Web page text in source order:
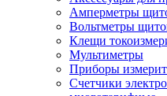
Амперметры
Вольтметры
Клещи
Мультиметры
Приборы
Счетчики